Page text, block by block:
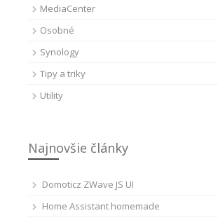
MediaCenter
Osobné
Synology
Tipy a triky
Utility
Najnovšie články
Domoticz ZWave JS UI
Home Assistant homemade